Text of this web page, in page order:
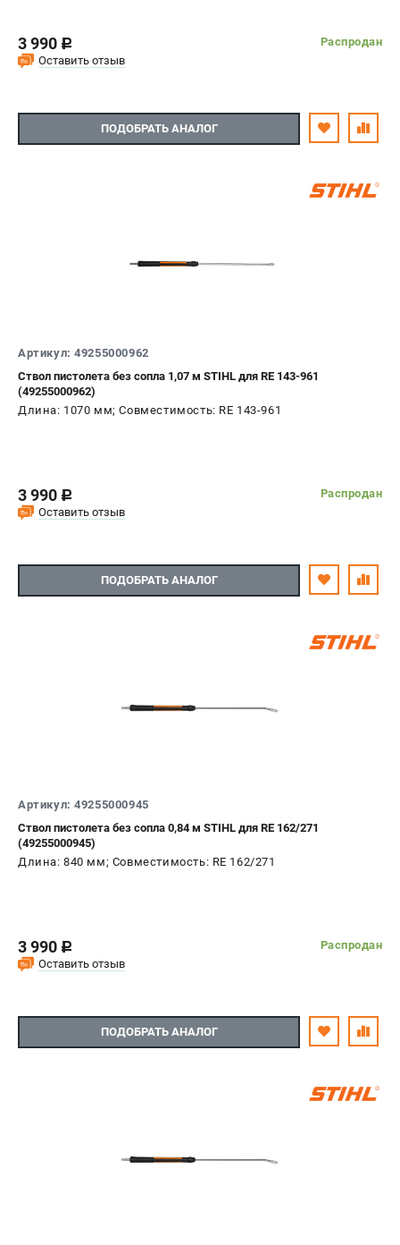
3 990 c
Распродан
Оставить отзыв
ПОДОБРАТЬ АНАЛОГ
Артикул: 49255000962
Ствол пистолета без сопла 1,07 м STIHL для RE 143-961
(49255000962)
Длина: 1070 мм; Совместимость: RE 143-961
3 990 c
Распродан
Оставить отзыв
ПОДОБРАТЬ АНАЛОГ
Артикул: 49255000945
Ствол пистолета без сопла 0,84 м STIHL для RE 162/271
(49255000945)
Длина: 840 мм; Совместимость: RE 162/271
3 990 c
Распродан
Оставить отзыв
ПОДОБРАТЬ АНАЛОГ